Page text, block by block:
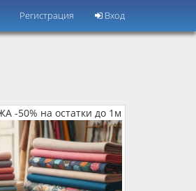
Регистрация Вход
-50% на остатки до 1м